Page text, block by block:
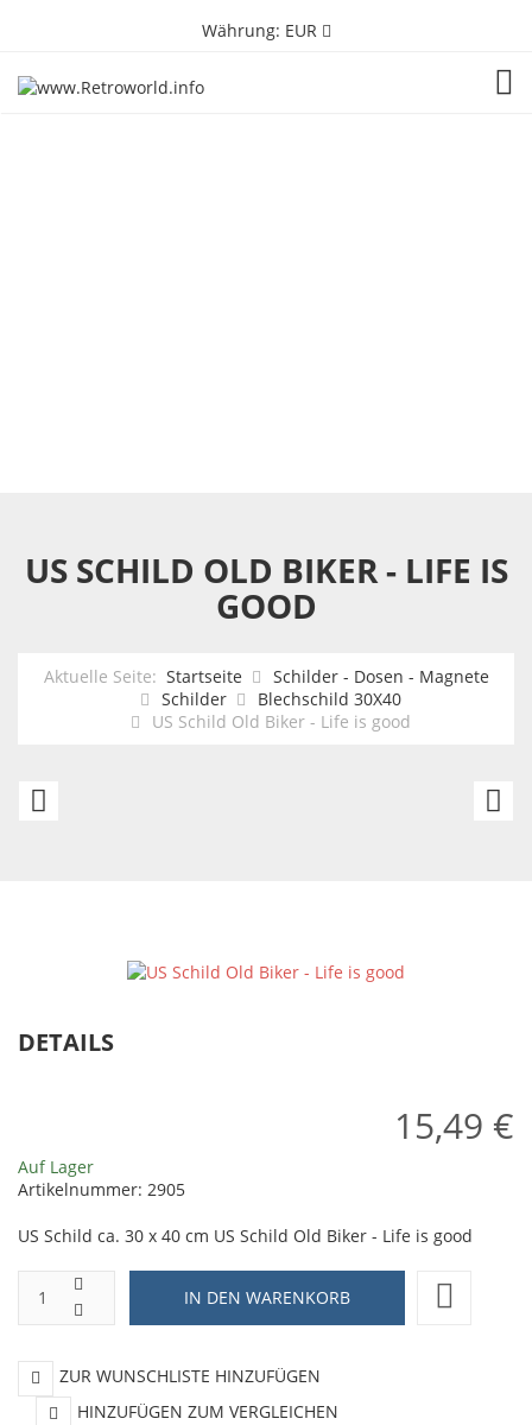
Währung: EUR
US SCHILD OLD BIKER - LIFE IS
GOOD
Aktuelle Seite: Startseite
Schilder - Dosen - Magnete
Schilder
Blechschild 30X40
US Schild Old Biker - Life is good
is
the
Guns
bigger
DETAILS
15,49 €
Auf Lager
Artikelnummer: 2905
US Schild ca. 30 x 40 cm US Schild Old Biker - Life is good
ZUR WUNSCHLISTE HINZUFÜGEN
HINZUFÜGEN ZUM VERGLEICHEN